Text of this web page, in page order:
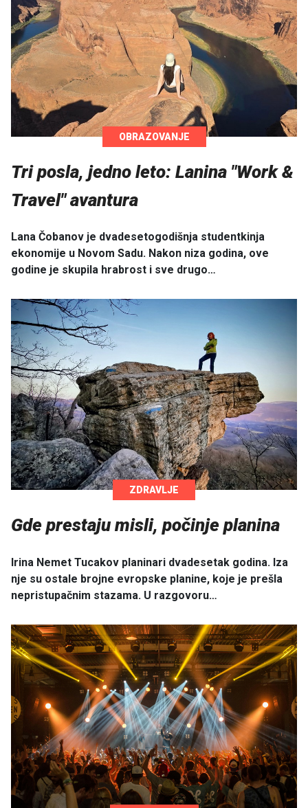
OBRAZOVANJE
Tri posla, jedno leto: Lanina "Work &
Travel" avantura
Lana Čobanov je dvadesetogodišnja studentkinja
ekonomije u Novom Sadu. Nakon niza godina, ove
godine je skupila hrabrost i sve drugo…
ZDRAVLJE
Gde prestaju misli, počinje planina
Irina Nemet Tucakov planinari dvadesetak godina. Iza
nje su ostale brojne evropske planine, koje je prešla
nepristupačnim stazama. U razgovoru…